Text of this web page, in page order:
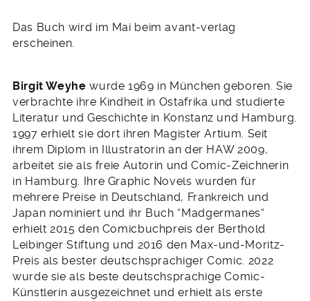
Das Buch wird im Mai beim avant-verlag
erscheinen.
Birgit Weyhe wurde 1969 in München geboren. Sie
verbrachte ihre Kindheit in Ostafrika und studierte
Literatur und Geschichte in Konstanz und Hamburg.
1997 erhielt sie dort ihren Magister Artium. Seit
ihrem Diplom in Illustratorin an der HAW 2009,
arbeitet sie als freie Autorin und Comic-Zeichnerin
in Hamburg. Ihre Graphic Novels wurden für
mehrere Preise in Deutschland, Frankreich und
Japan nominiert und ihr Buch “Madgermanes“
erhielt 2015 den Comicbuchpreis der Berthold
Leibinger Stiftung und 2016 den Max-und-Moritz-
Preis als bester deutschsprachiger Comic. 2022
wurde sie als beste deutschsprachige Comic-
Künstlerin ausgezeichnet und erhielt als erste